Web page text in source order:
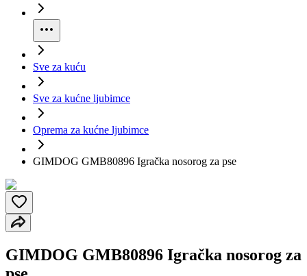
Sve za kuću
Sve za kućne ljubimce
Oprema za kućne ljubimce
GIMDOG GMB80896 Igračka nosorog za pse
GIMDOG GMB80896 Igračka nosorog za